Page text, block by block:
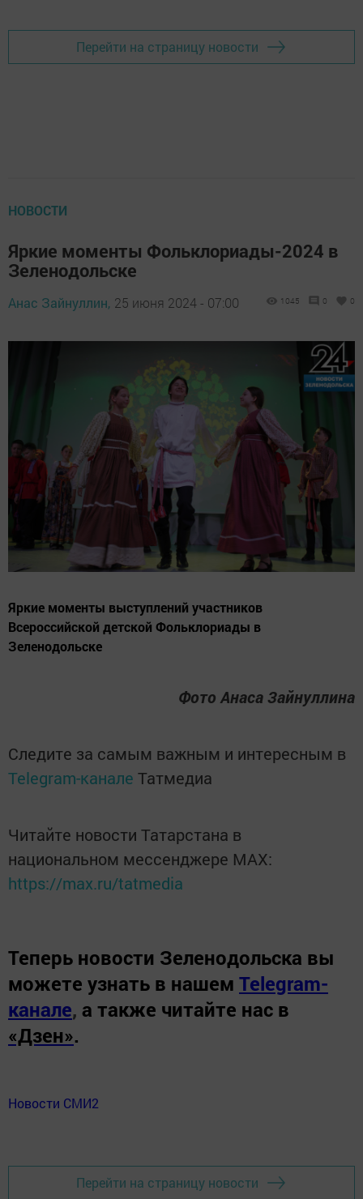
Перейти на страницу новости
НОВОСТИ
Яркие моменты Фольклориады-2024 в
Зеленодольске
Анас Зайнуллин, 25 июня 2024 - 07:00 1045 0 0
Яркие моменты выступлений участников
Всероссийской детской Фольклориады в
Зеленодольске
Фото Анаса Зайнуллина
Следите за самым важным и интересным в
Telegram-канале Татмедиа
Читайте новости Татарстана в
национальном мессенджере MАХ:
https://max.ru/tatmedia
Теперь новости Зеленодольска вы
можете узнать в нашем Telegram-
канале, а также читайте нас в
«Дзен».
Новости СМИ2
Перейти на страницу новости